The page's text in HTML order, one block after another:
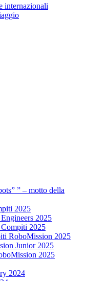
internazionali
” – motto della
2025
2025
2025
RoboMission 2025
Junior 2025
2025
2024